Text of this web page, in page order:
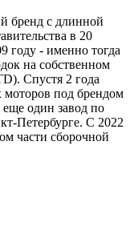
бренд с длинной
в 20
году - именно тогда
на собственном
Спустя 2 года
моторов под брендом
один завод по
Петербурге. С 2022
части сборочной